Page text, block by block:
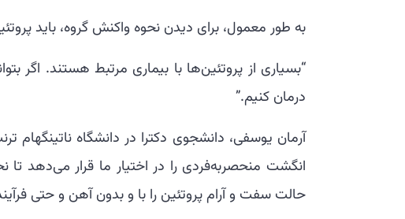
به طور معمول، برای دیدن نحوه واکنش گروه، باید
“بسیاری از پروتئین‌ها با بیماری مرتبط هستند. اگر
درمان کنیم.”
آرمان یوسفی، دانشجوی دکترا در دانشگاه ناتینگهام
انگشت منحصربه‌فردی را در اختیار ما قرار می‌دهد تا
حالت سفت و آرام پروتئین را با و بدون آهن و حتی